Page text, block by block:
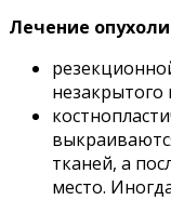
Лечение
незакрытого
тканей, а
место.